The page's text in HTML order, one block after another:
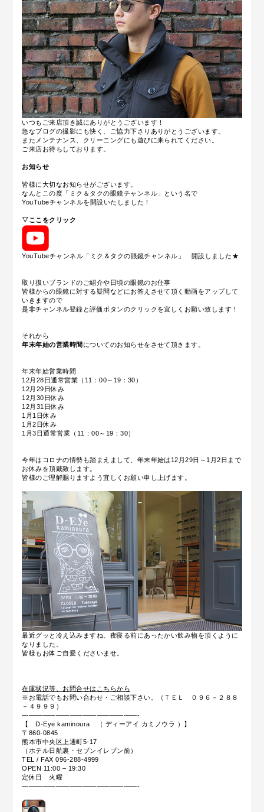
いつもご来店頂き誠にありがとうございます！
急なブログの撮影にも快く、ご協力下さりありがとうございます。
またメンテナンス、クリーニングにも遊びに来られてください。
ご来店お待ちしております。
お知らせ
皆様に大切なお知らせがございます。
なんとこの度「ミク＆タクの眼鏡チャンネル」という名で
YouTubeチャンネルを開設いたしました！
▽ここをクリック
YouTubeチャンネル「ミク＆タクの眼鏡チャンネル」 開設しました★
取り扱いブランドのご紹介や日頃の眼鏡のお仕事
皆様からの眼鏡に対する疑問などにお答えさせて頂く動画をアップして
いきますので
是非チャンネル登録と評価ボタンのクリックを宜しくお願い致します！
それから
年末年始の営業時間 についてのお知らせをさせて頂きます。
年末年始営業時間
12月28日通常営業（11：00～19：30）
12月29日休み
12月30日休み
12月31日休み
1月1日休み
1月2日休み
1月3日通常営業（11：00～19：30）
今年はコロナの情勢も踏まえまして、年末年始は12月29日～1月2日まで
お休みを頂戴致します。
皆様のご理解賜りますよう宜しくお願い申し上げます。
最近グッと冷え込みますね。夜寝る前にあったかい飲み物を頂くように
なりました。
皆様もお体ご自愛くださいませ。
在庫状況等、お問合せはこちらから
※お電話でもお問い合わせ・ご相談下さい。（ＴＥＬ ０９６－２８８
－４９９９）
—————————————————-
【 D-Eye kaminoura （ ディーアイ カミノウラ ）】
〒860-0845
熊本市中央区上通町5-17
（ホテル日航裏・セブンイレブン前）
TEL / FAX 096-288-4999
OPEN 11:00 – 19:30
定休日 火曜
—————————————————-